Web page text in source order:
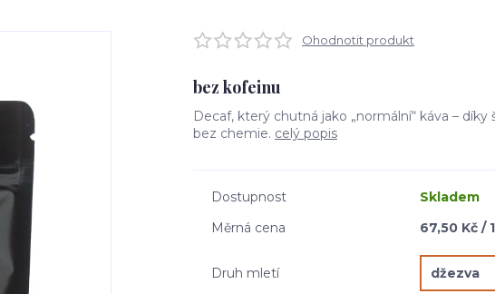
Ohodnotit produkt
bez kofeinu
Decaf, který chutná jako „normální“ káva –
bez chemie. celý popis
Dostupnost
Skladem
Měrná cena
67,50 Kč /
Druh mletí